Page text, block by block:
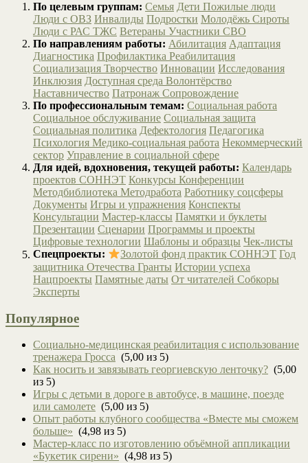
По целевым группам: Семья Дети Пожилые люди
Люди с ОВЗ Инвалиды Подростки Молодёжь Сироты
Люди с РАС ТЖС Ветераны Участники СВО
По направлениям работы: Абилитация Адаптация
Диагностика Профилактика Реабилитация
Социализация Творчество Инновации Исследования
Инклюзия Доступная среда Волонтёрство
Наставничество Патронаж Сопровождение
По профессиональным темам: Социальная работа
Социальное обслуживание Социальная защита
Социальная политика Дефектология Педагогика
Психология Медико-социальная работа Некоммерческий
сектор Управление в социальной сфере
Для идей, вдохновения, текущей работы: Календарь
проектов СОННЭТ Конкурсы Конференции
Методбиблиотека Методработа Работнику соцсферы
Документы Игры и упражнения Конспекты
Консультации Мастер-классы Памятки и буклеты
Презентации Сценарии Программы и проекты
Цифровые технологии Шаблоны и образцы Чек-листы
Спецпроекты:
Золотой фонд практик СОННЭТ Год
защитника Отечества Гранты Истории успеха
Нацпроекты Памятные даты От читателей Собкоры
Эксперты
Популярное
Социально-медицинская реабилитация с использование
тренажера Гросса (5,00 из 5)
Как носить и завязывать георгиевскую ленточку? (5,00
из 5)
Игры с детьми в дороге в автобусе, в машине, поезде
или самолете (5,00 из 5)
Опыт работы клубного сообщества «Вместе мы сможем
больше» (4,98 из 5)
Мастер-класс по изготовлению объёмной аппликации
«Букетик сирени» (4,98 из 5)